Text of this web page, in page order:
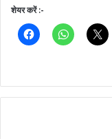
शेयर करें :-